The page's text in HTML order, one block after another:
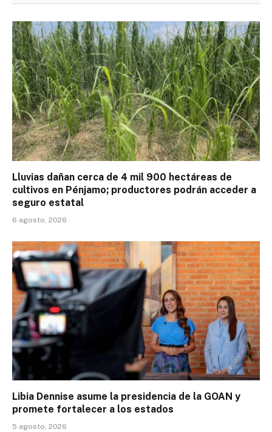
Lluvias dañan cerca de 4 mil 900 hectáreas de
cultivos en Pénjamo; productores podrán acceder a
seguro estatal
6 agosto, 2026
Libia Dennise asume la presidencia de la GOAN y
promete fortalecer a los estados
5 agosto, 2026